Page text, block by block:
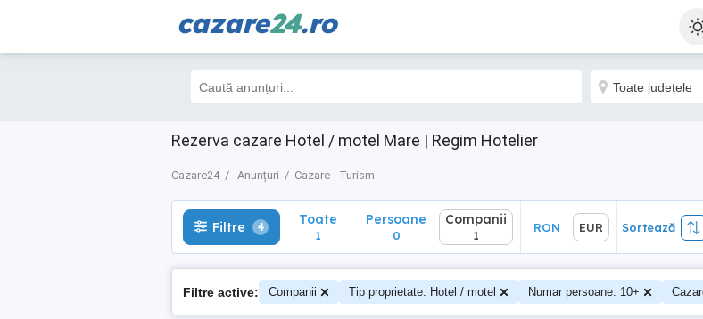
cazare24.ro
Rezerva cazare Hotel / motel Mare | Regim Hotelier
Cazare24 Anunțuri Cazare - Turism
Filtre 4 Toate
1
Filtre 4 Toate
1
Persoane
0
Companii
1
RON EUR Sortează
Filtre active: Companii Tip proprietate: Hotel / motel Numar persoane: 10+